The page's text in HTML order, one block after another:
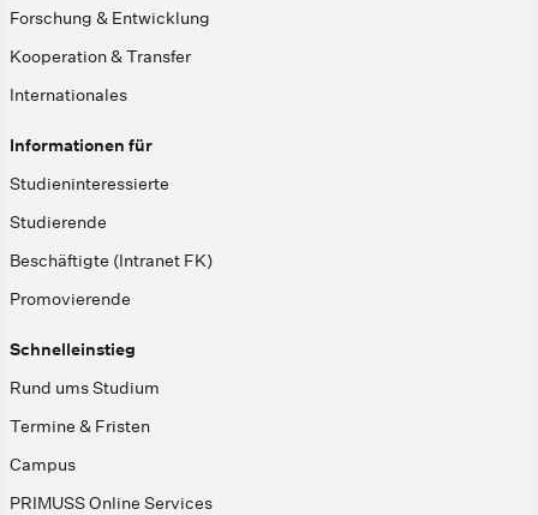
Forschung & Entwicklung
Kooperation & Transfer
Internationales
Informationen für
Studieninteressierte
Studierende
Beschäftigte (Intranet FK)
Promovierende
Schnelleinstieg
Rund ums Studium
Termine & Fristen
Campus
PRIMUSS Online Services